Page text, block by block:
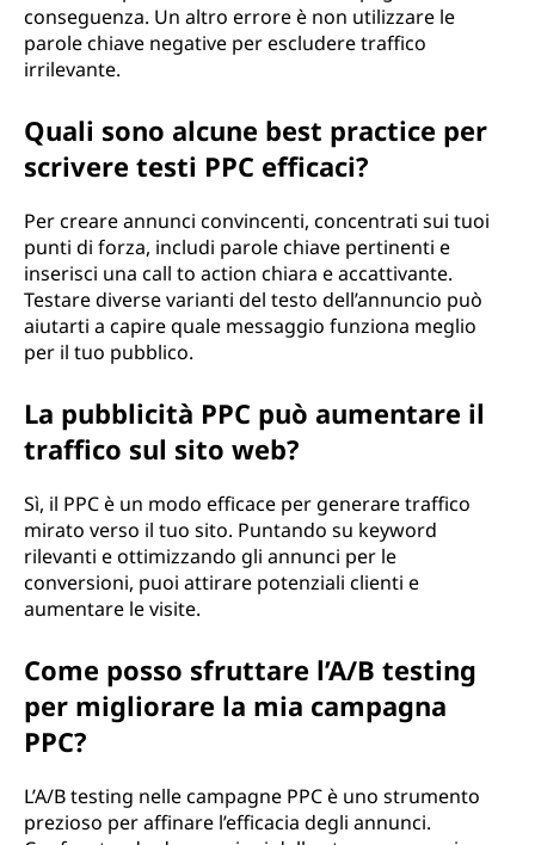
conseguenza. Un altro errore è non utilizzare le
parole chiave negative per escludere traffico
irrilevante.
Quali sono alcune best practice per
scrivere testi PPC efficaci?
Per creare annunci convincenti, concentrati sui tuoi
punti di forza, includi parole chiave pertinenti e
inserisci una call to action chiara e accattivante.
Testare diverse varianti del testo dell’annuncio può
aiutarti a capire quale messaggio funziona meglio
per il tuo pubblico.
La pubblicità PPC può aumentare il
traffico sul sito web?
Sì, il PPC è un modo efficace per generare traffico
mirato verso il tuo sito. Puntando su keyword
rilevanti e ottimizzando gli annunci per le
conversioni, puoi attirare potenziali clienti e
aumentare le visite.
Come posso sfruttare l’A/B testing
per migliorare la mia campagna
PPC?
L’A/B testing nelle campagne PPC è uno strumento
prezioso per affinare l’efficacia degli annunci.